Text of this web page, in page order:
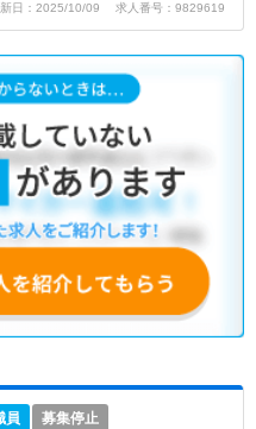
日：2025/10/09 求人番号：9829619
員 募集停止